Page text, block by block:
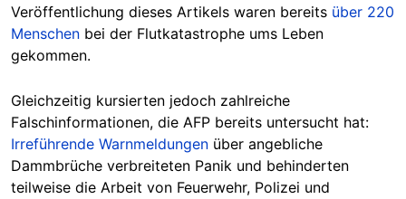
Veröffentlichung dieses Artikels waren bereits über 220
Menschen bei der Flutkatastrophe ums Leben
gekommen.
Gleichzeitig kursierten jedoch zahlreiche
Falschinformationen, die AFP bereits untersucht hat:
Irreführende Warnmeldungen über angebliche
Dammbrüche verbreiteten Panik und behinderten
teilweise die Arbeit von Feuerwehr, Polizei und